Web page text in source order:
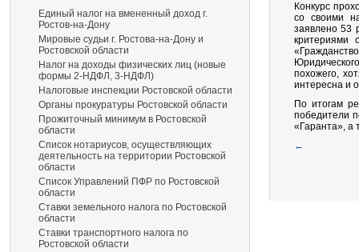
Единый налог на вмененный доход г.
Ростов-на-Дону
Мировые судьи г. Ростова-на-Дону и
Ростовской области
Налог на доходы физических лиц (новые
формы 2-НДФЛ, 3-НДФЛ)
Налоговые инспекции Ростовской области
Органы прокуратуры Ростовской области
Прожиточный минимум в Ростовской
области
Список нотариусов, осуществляющих
деятельность на территории Ростовской
области
Список Управлений ПФР по Ростовской
области
Ставки земельного налога по Ростовской
области
Ставки транспортного налога по
Ростовской области
Конкурс
со своими
заявлено 53
критериями
похожего,
интересна и
По итогам
победители
«Гаранта», а
←